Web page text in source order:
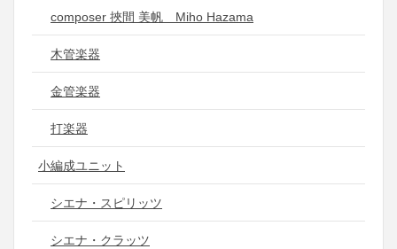
composer 挾間 美帆 Miho Hazama
木管楽器
金管楽器
打楽器
小編成ユニット
シエナ・スピリッツ
シエナ・クラッツ